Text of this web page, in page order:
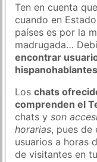
Ten en cuenta
cuando en
países es por la
madrugada…
encontrar
Loschats
comprenden el
chats yson
horarias, pues de
usuarios a horas
de visitantes en